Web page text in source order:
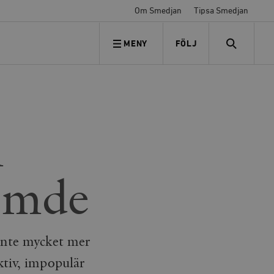
Om Smedjan Tipsa Smedjan
MENY FÖLJ
FÖLJ OSS SEARCH
mycket mer
impopulär